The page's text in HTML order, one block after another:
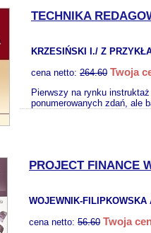
TECHNIKA
KRZESIŃSKI I./ Z
cena netto: 264.60 Twoja
Pierwszy na rynku
ponumerowanych zdań, ale
PROJECT FINANCE
WOJEWNIK-FILIPKOWSKA
cena netto: 56.60 Twoja